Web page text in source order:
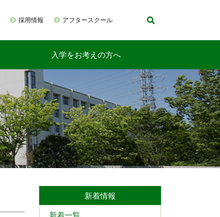
採用情報 アフタースクール
入学をお考えの方へ
新着情報
新着一覧